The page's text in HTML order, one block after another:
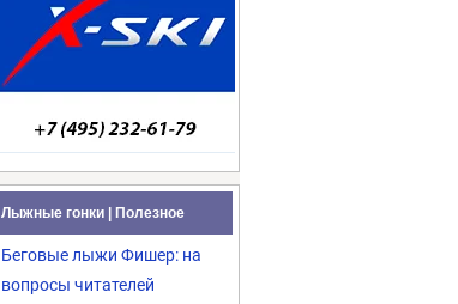
Лыжные гонки | Полезное
Беговые лыжи Фишер: на
вопросы читателей